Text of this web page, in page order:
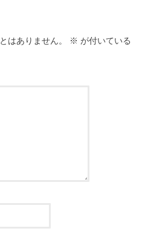
はありません。 ※ が付いている